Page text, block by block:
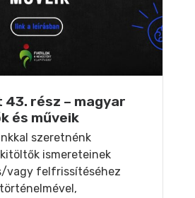
rész – magyar
és műveik
szeretnénk
ismereteinek
vagy felfrissítéséhez